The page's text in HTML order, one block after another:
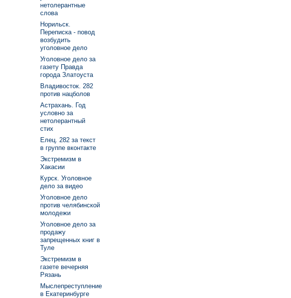
нетолерантные
слова
Норильск.
Переписка - повод
возбудить
уголовное дело
Уголовное дело за
газету Правда
города Златоуста
Владивосток. 282
против нацболов
Астрахань. Год
условно за
нетолерантный
стих
Елец. 282 за текст
в группе вконтакте
Экстремизм в
Хакасии
Курск. Уголовное
дело за видео
Уголовное дело
против челябинской
молодежи
Уголовное дело за
продажу
запрещенных книг в
Туле
Экстремизм в
газете вечерняя
Рязань
Мыслепреступление
в Екатеринбурге